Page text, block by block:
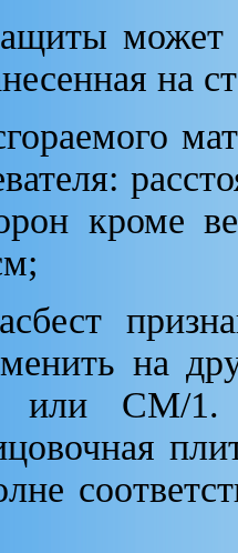
на
кроме
на
или СМ/1.